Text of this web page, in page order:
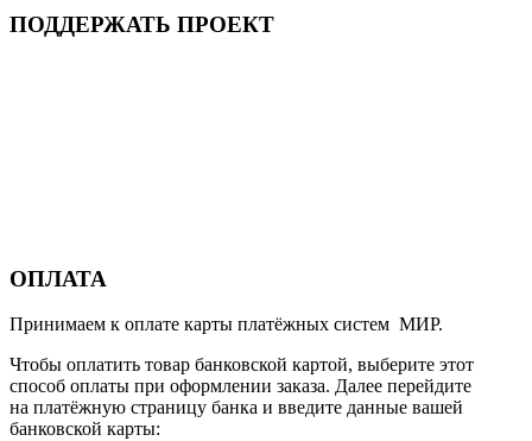
ПОДДЕРЖАТЬ ПРОЕКТ
ОПЛАТА
Принимаем к оплате карты платёжных систем МИР.
Чтобы оплатить товар банковской картой, выберите этот
способ оплаты при оформлении заказа. Далее перейдите
на платёжную страницу банка и введите данные вашей
банковской карты: